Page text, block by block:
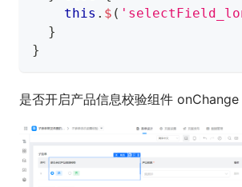
this . $ (
}
}
是否开启产品信息校验组件 onChange